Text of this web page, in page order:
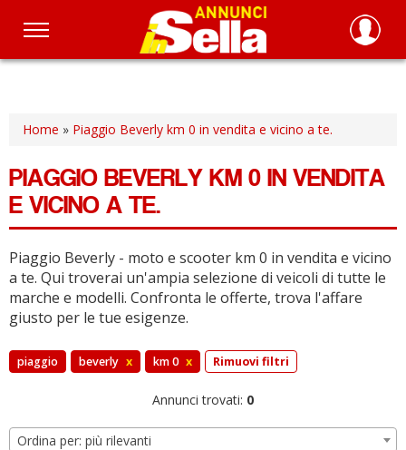
Salta
principale
Home » Piaggio Beverly km 0 in vendita e vicino a te.
PIAGGIO BEVERLY KM 0 IN VENDITA
E VICINO A TE.
Piaggio Beverly - moto e scooter km 0 in vendita e vicino
a te. Qui troverai un'ampia selezione di veicoli di tutte le
marche e modelli. Confronta le offerte, trova l'affare
giusto per le tue esigenze.
piaggio beverly x km 0 x Rimuovi filtri
Annunci trovati: 0
Ordina per: più rilevanti